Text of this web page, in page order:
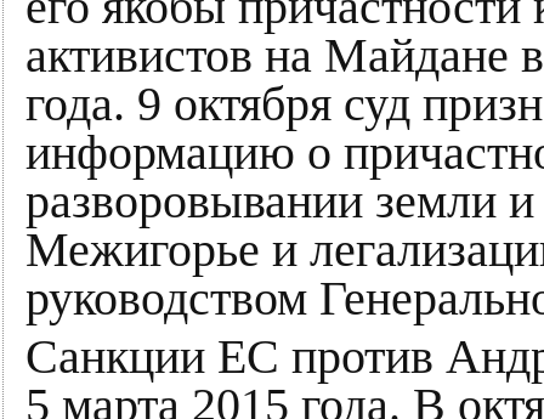
активистов на Майдане
года. 9 октября суд
информацию о
разворовывании земли
Межигорье и
руководством
Санкции ЕС против
5 марта 2015 года. В